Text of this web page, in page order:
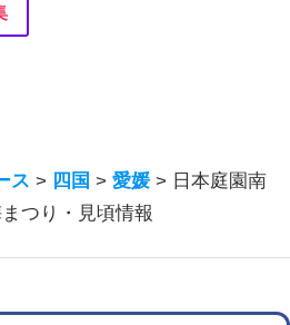
ス > 四国 >愛媛> 日本庭園南
つり・見頃情報